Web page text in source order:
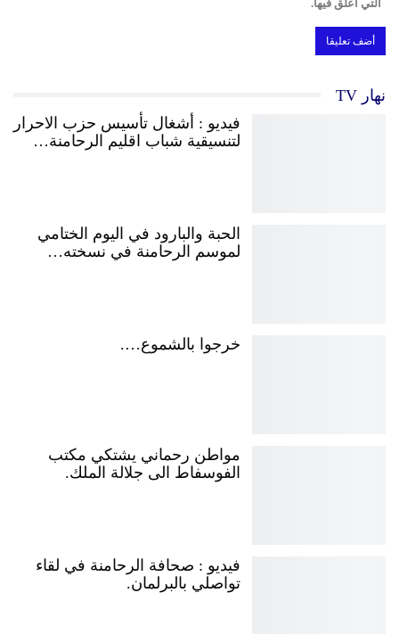
التي أعلق فيها.
نهار TV
فيديو : أشغال تأسيس حزب الاحرار
لتنسيقية شباب اقليم الرحامنة…
الحبة والبارود في اليوم الختامي
لموسم الرحامنة في نسخته…
خرجوا بالشموع….
مواطن رحماني يشتكي مكتب
الفوسفاط الى جلالة الملك.
فيديو : صحافة الرحامنة في لقاء
تواصلي بالبرلمان.